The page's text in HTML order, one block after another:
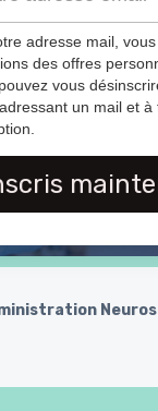
adresse mail,
des offres
vous
un mail et à